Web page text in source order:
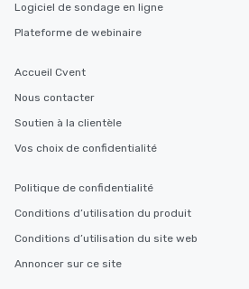
Logiciel de sondage en ligne
Plateforme de webinaire
Accueil Cvent
Nous contacter
Soutien à la clientèle
Vos choix de confidentialité
Politique de confidentialité
Conditions d’utilisation du produit
Conditions d’utilisation du site web
Annoncer sur ce site